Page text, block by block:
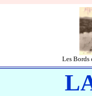
Les Bords